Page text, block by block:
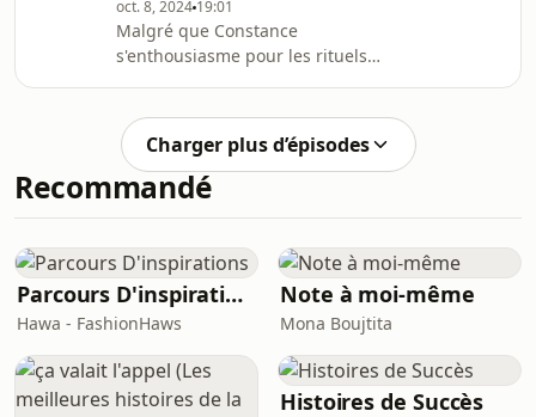
tant qu'IA. Des rencontres
inattendues ouvrent la voie à une
exploration de son identité et de sa
liberté.Avec les voix de :Nathalie
Ferreira (Constance)Jason Grangi
oct. 8, 2024 19:01
Malgré que Constance
s'enthousiasme pour les rituels
s'installe rapidement dans le Grenier
de l'humanité. En tentant d'aider
Constance à se recalibrer, Timo
appuie par erreur sur un mauvais
partir de là.Avec les voix de :Nathalie
Ferreira (Constance)Jason Grangier
(Timo, Pluton)Laurent Guiot (Opéra
Charger plus d’épisodes
Recommandé
Parcours D'inspirations
Hawa - FashionHaws
Note à moi-même
Mona Boujtita
Histoires de Succès